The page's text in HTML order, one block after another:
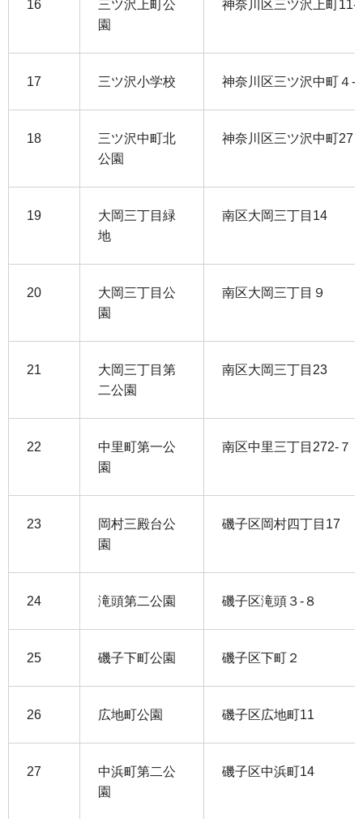
16
三ツ沢上町公
園
神奈川区三ツ沢上町11-
17 三ツ沢小学校 神奈川区三ツ沢中町４-
18
三ツ沢中町北
公園
神奈川区三ツ沢中町27
19
大岡三丁目緑
地
南区大岡三丁目14
20
大岡三丁目公
園
南区大岡三丁目９
21
大岡三丁目第
二公園
南区大岡三丁目23
22
中里町第一公
園
南区中里三丁目272-７
23
岡村三殿台公
園
磯子区岡村四丁目17
24 滝頭第二公園 磯子区滝頭３-８
25 磯子下町公園 磯子区下町２
26 広地町公園 磯子区広地町11
27
中浜町第二公
園
磯子区中浜町14